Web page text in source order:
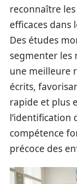
reconnaître
efficaces dans
Des études
segmenter les
une meilleure
écrits,
rapide et plus
l’identification
compétence
précoce des